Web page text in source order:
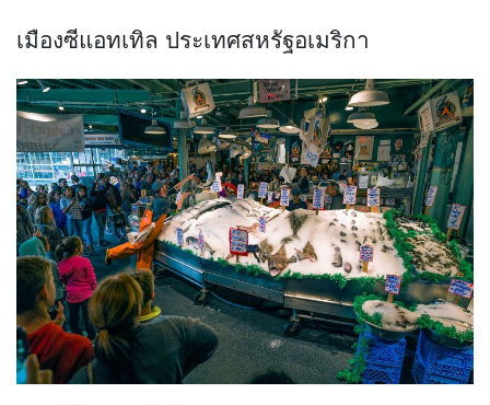
เมืองซีแอทเทิล ประเทศสหรัฐอเมริกา